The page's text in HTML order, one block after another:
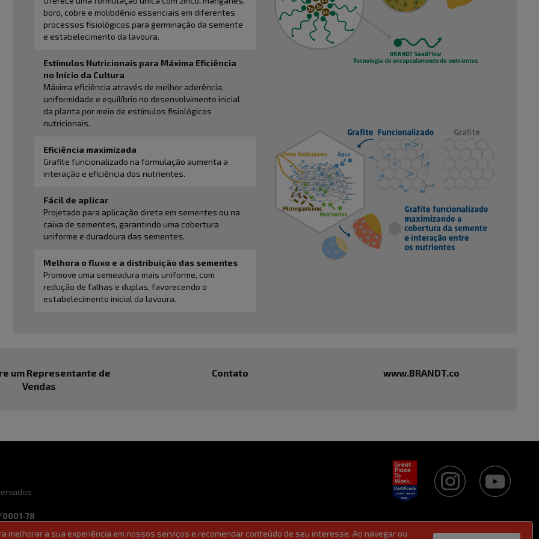
boro, cobre e molibdênio essenciais em diferentes
processos fisiológicos para germinação da semente
e estabelecimento da lavoura.
Estímulos Nutricionais para Máxima Eficiência
no Início da Cultura
Máxima eficiência através de melhor aderência,
uniformidade e equilíbrio no desenvolvimento inicial
da planta por meio de estímulos fisiológicos
nutricionais.
Eficiência maximizada
Grafite funcionalizado na formulação aumenta a
interação e eficiência dos nutrientes.
Fácil de aplicar
Projetado para aplicação direta em sementes ou na
caixa de sementes, garantindo uma cobertura
uniforme e duradoura das sementes.
Melhora o fluxo e a distribuição das sementes
Promove uma semeadura mais uniforme, com
redução de falhas e duplas, favorecendo o
estabelecimento inicial da lavoura.
um Representante de
Vendas
Contato www.BRANDT.co
0001-78
a sua experiência em nossos serviços e recomendar conteúdo de seu interesse. Ao navegar ou